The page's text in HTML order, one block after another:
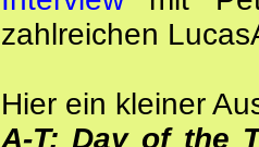
zahlreichen
Hier ein kleiner
A-T: Day of the